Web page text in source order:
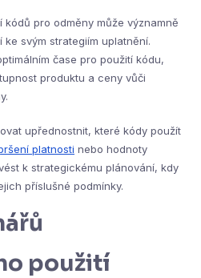
pro odměny může významně
svým strategiím uplatnění.
čase pro použití kódu,
produktu a ceny vůči
upřednostnit, které kódy použít
platnosti nebo hodnoty
k strategickému plánování, kdy
příslušné podmínky.
použití